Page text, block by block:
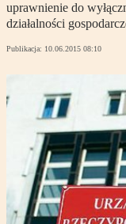
uprawnienie do
działalności
Publikacja: 10.06.2015 08:10